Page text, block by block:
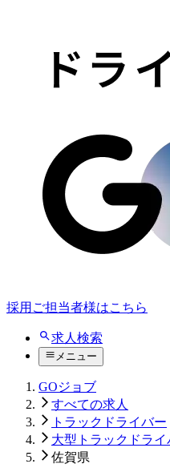
採用ご担当者様はこちら
求人検索
メニュー
GOジョブ
すべての求人
トラックドライバー
大型トラックドライ
佐賀県